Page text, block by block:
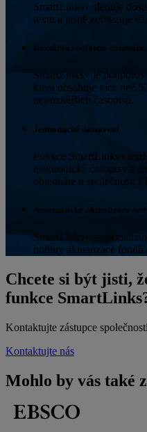
SmartLinks+ sleduje
textu a jasně zobrazuje
Rozsáhlá znalostní databáze
SmartLinks+ je
která obsahuje více než
nejrůznějších časopisů.
Jednoduché nastavení
Funkce SmartLinks+
elektronické časopisy a
objednáte u společnosti
Automatické aktualizace
SmartLinks+ se
hodiny aktualizace
Chcete si být jisti,
funkce
Kontaktujte zástupce
Kontaktujte nás
Mohlo by vás také